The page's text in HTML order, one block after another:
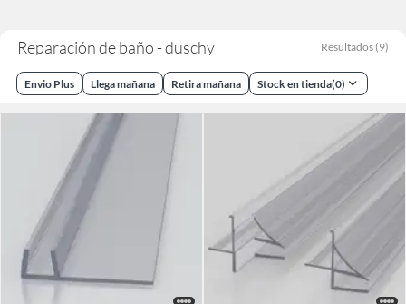
Reparación de baño - duschy Resultados (9)
Envio Plus Llega mañana Retira mañana Stock en tienda(0)